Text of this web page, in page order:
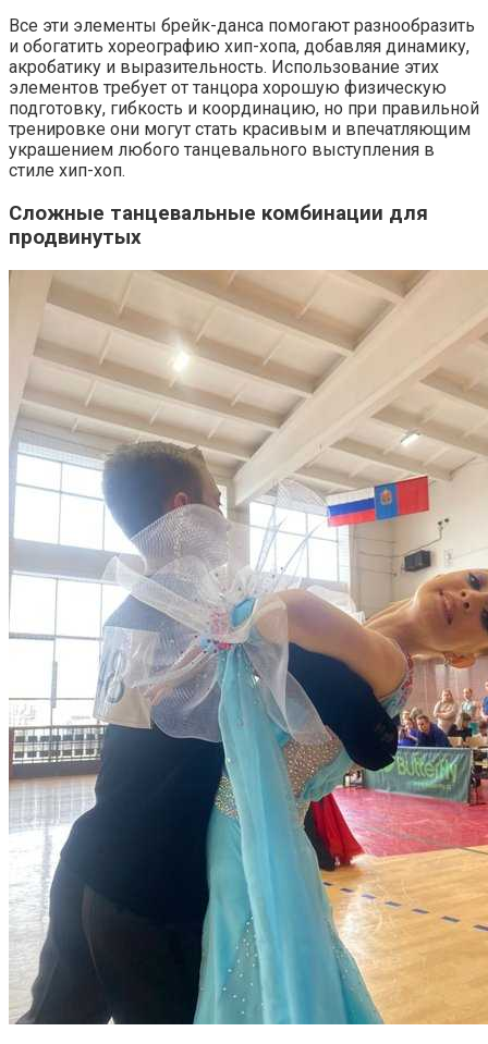
Все эти элементы брейк-данса помогают разнообразить
и обогатить хореографию хип-хопа, добавляя динамику,
акробатику и выразительность. Использование этих
элементов требует от танцора хорошую физическую
подготовку, гибкость и координацию, но при правильной
тренировке они могут стать красивым и впечатляющим
украшением любого танцевального выступления в
стиле хип-хоп.
Сложные танцевальные комбинации для
продвинутых